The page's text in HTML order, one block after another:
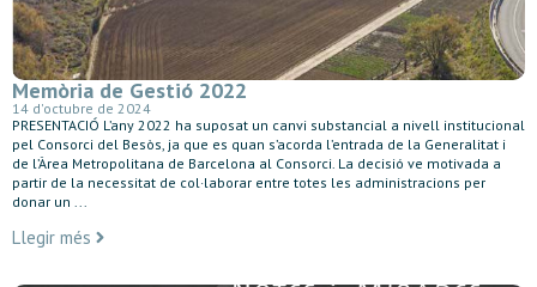
Memòria de Gestió 2022
14 d'octubre de 2024
PRESENTACIÓ L’any 2022 ha suposat un canvi substancial a nivell institucional
pel Consorci del Besòs, ja que es quan s’acorda l’entrada de la Generalitat i
de l’Àrea Metropolitana de Barcelona al Consorci. La decisió ve motivada a
partir de la necessitat de col·laborar entre totes les administracions per
donar un ...
Llegir més